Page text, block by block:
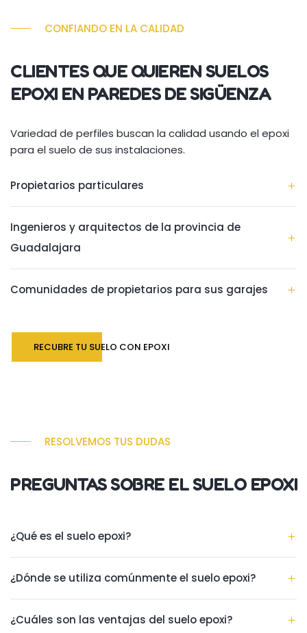
CONFIANDO EN LA CALIDAD
CLIENTES QUE QUIEREN SUELOS
EPOXI EN PAREDES DE SIGÜENZA
Variedad de perfiles buscan la calidad usando el epoxi
para el suelo de sus instalaciones.
Propietarios particulares
Ingenieros y arquitectos de la provincia de
Guadalajara
Comunidades de propietarios para sus garajes
RECUBRE TU SUELO CON EPOXI
RESOLVEMOS TUS DUDAS
PREGUNTAS SOBRE EL SUELO EPOXI
¿Qué es el suelo epoxi?
¿Dónde se utiliza comúnmente el suelo epoxi?
¿Cuáles son las ventajas del suelo epoxi?